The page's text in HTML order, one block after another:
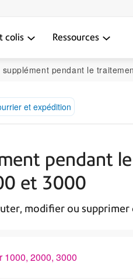
colis Ressources
le traitement de courrier sur le SendPro MailCenter 1000, 2000 et
et expédition
pendant
et 3000
modifier ou
2000, 3000